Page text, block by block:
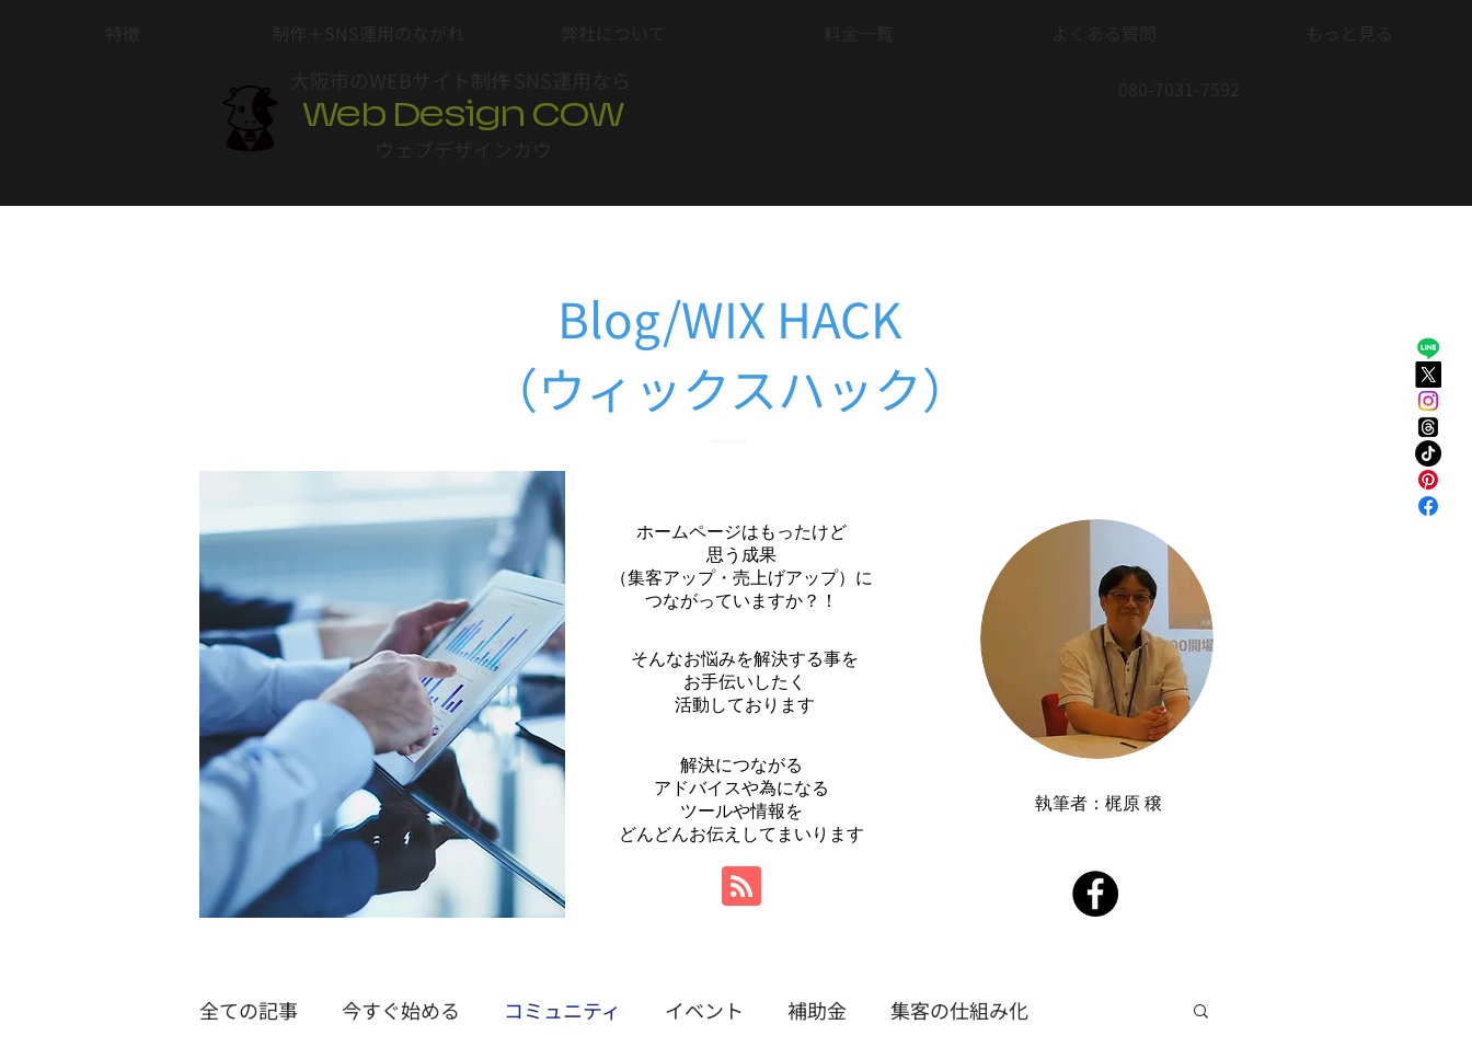
Web Design COW
Blog/WIX HACK
（ウィックスハック）
ホームページはもったけど
思う成果
（集客アップ・売上げアップ）に
つながっていますか？！
そんなお悩みを解決する事を
お手伝いしたく
活動しております
解決につながる
アドバイスや為になる
ツールや情報を
​どんどんお伝えしてまいります
執筆者：​梶原 穣
全ての記事 今すぐ始める コミュニティ イベント 補助金 集客の仕組み化